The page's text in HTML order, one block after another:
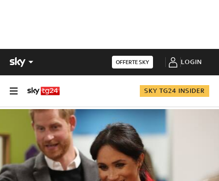
OFFERTE SKY LOGIN
SKY TG24 INSIDER